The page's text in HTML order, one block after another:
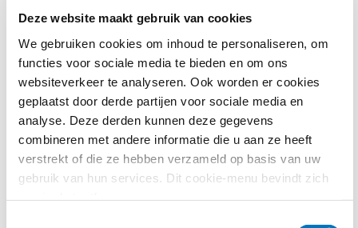
Deze website maakt gebruik van cookies
We gebruiken cookies om inhoud te personaliseren, om
functies voor sociale media te bieden en om ons
websiteverkeer te analyseren. Ook worden er cookies
geplaatst door derde partijen voor sociale media en
analyse. Deze derden kunnen deze gegevens
combineren met andere informatie die u aan ze heeft
verstrekt of die ze hebben verzameld op basis van uw
gebruik van hun services. Dit cookie-menu bevindt zich
van private partijen in de betreffende onderneming
significant zijn en niet louter symbolisch of marginaal.
Wanneer er namelijk sprake zou zijn van een louter
symbolische investering door private partijen in een
publiek-privaat partnerschap kan de investering van
de overheid niet worden beschouwd op voet van
gelijkheid.
2. Aankoop en verkoop van
goederen en diensten via een
inschrijvingsprocedure